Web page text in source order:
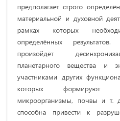
предполагает строго
материальной и духовной
рамках которых
определённых
произойдёт
планетарного вещества и
участниками других
которых формируют
микроорганизмы, почвы и т.
способна привести к